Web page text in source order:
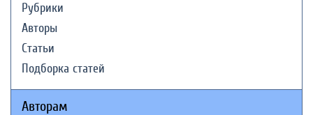
Рубрики
Авторы
Статьи
Подборка статей
Авторам